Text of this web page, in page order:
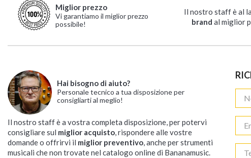
Miglior prezzo
Vi garantiamo il miglior prezzo
possibile!
Il nostro staff è al
brand al miglior
Hai bisogno di aiuto?
Personale tecnico a tua disposizione per
consigliarti al meglio!
Il nostro staff è a vostra completa disposizione, per potervi
consigliare sul miglior acquisto, rispondere alle vostre
domande o offrirvi il miglior preventivo, anche per strumenti
musicali che non trovate nel catalogo online di Bananamusic.